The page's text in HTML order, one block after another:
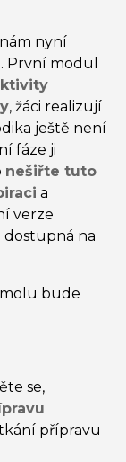
nyní
První modul
, žáci realizují
ještě není
fáze ji
nešiřte tuto
a
verze
na
bude
se,
přípravu